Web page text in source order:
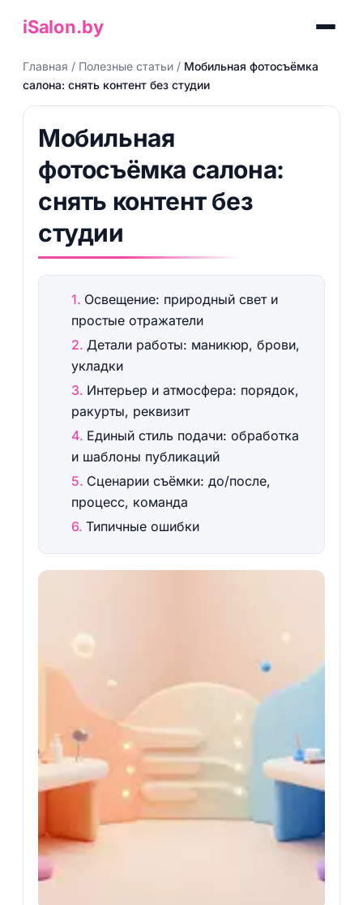
iSalon.by
Главная / Полезные статьи/ Мобильная фотосъёмка
салона: снять контент без студии
Мобильная
фотосъёмка салона:
снять контент без
студии
Освещение: природный свет и
простые отражатели
Детали работы: маникюр, брови,
укладки
Интерьер и атмосфера: порядок,
ракурты, реквизит
Единый стиль подачи: обработка
и шаблоны публикаций
Сценарии съёмки: до/после,
процесс, команда
Типичные ошибки